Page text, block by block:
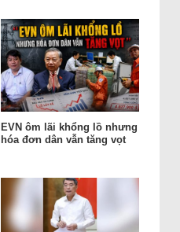
EVN ôm lãi khổng lồ nhưng
hóa đơn dân vẫn tăng vọt